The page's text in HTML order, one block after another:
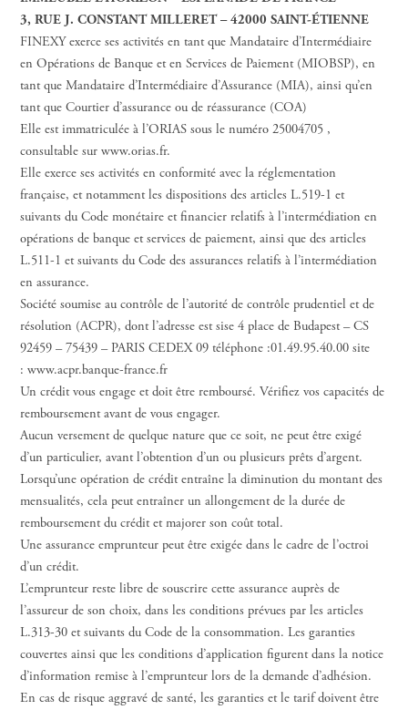
3, RUE J. CONSTANT MILLERET – 42000 SAINT-ÉTIENNE
FINEXY exerce ses activités en tant que Mandataire d’Intermédiaire
en Opérations de Banque et en Services de Paiement (MIOBSP), en
tant que Mandataire d’Intermédiaire d’Assurance (MIA), ainsi qu’en
tant que Courtier d’assurance ou de réassurance (COA)
Elle est immatriculée à l’ORIAS sous le numéro 25004705 ,
consultable sur www.orias.fr.
Elle exerce ses activités en conformité avec la réglementation
française, et notamment les dispositions des articles L.519-1 et
suivants du Code monétaire et financier relatifs à l’intermédiation en
opérations de banque et services de paiement, ainsi que des articles
L.511-1 et suivants du Code des assurances relatifs à l’intermédiation
en assurance.
Société soumise au contrôle de l’autorité de contrôle prudentiel et de
résolution (ACPR), dont l’adresse est sise 4 place de Budapest – CS
92459 – 75439 – PARIS CEDEX 09 téléphone :01.49.95.40.00 site
: www.acpr.banque-france.fr
Un crédit vous engage et doit être remboursé. Vérifiez vos capacités de
remboursement avant de vous engager.
Aucun versement de quelque nature que ce soit, ne peut être exigé
d’un particulier, avant l’obtention d’un ou plusieurs prêts d’argent.
Lorsqu’une opération de crédit entraîne la diminution du montant des
mensualités, cela peut entraîner un allongement de la durée de
remboursement du crédit et majorer son coût total.
Une assurance emprunteur peut être exigée dans le cadre de l’octroi
d’un crédit.
L’emprunteur reste libre de souscrire cette assurance auprès de
l’assureur de son choix, dans les conditions prévues par les articles
L.313-30 et suivants du Code de la consommation. Les garanties
couvertes ainsi que les conditions d’application figurent dans la notice
d’information remise à l’emprunteur lors de la demande d’adhésion.
En cas de risque aggravé de santé, les garanties et le tarif doivent être